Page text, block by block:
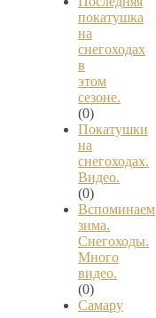
покатушка
на
снегоходах
в
этом
сезоне.
(0)
Покатушки
на
снегоходах.
Видео.
(0)
Вспоминаем
зима.
Снегоходы.
Много
видео.
(0)
Самару